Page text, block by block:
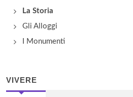
La Storia
Gli Alloggi
I Monumenti
VIVERE